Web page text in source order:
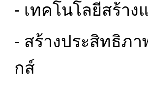
- เทคโนโลยีสร้า
- สร้างประสิทธิภ
กส์